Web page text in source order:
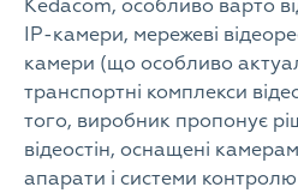
Kedacom, особливо варто
IP-камери, мережеві
камери (що особливо
транспортні комплекси
того, виробник пропонує
відеостін, оснащені
апарати і системи контролю